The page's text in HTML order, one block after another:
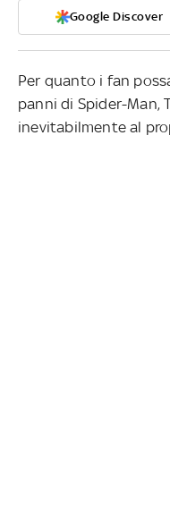
Google Discover
Per quanto i fan
panni di Spider-Man,
inevitabilmente al